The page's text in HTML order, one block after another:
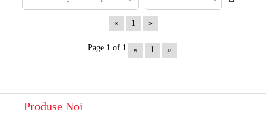
« 1 »
Page 1 of 1 « 1 »
Produse Noi